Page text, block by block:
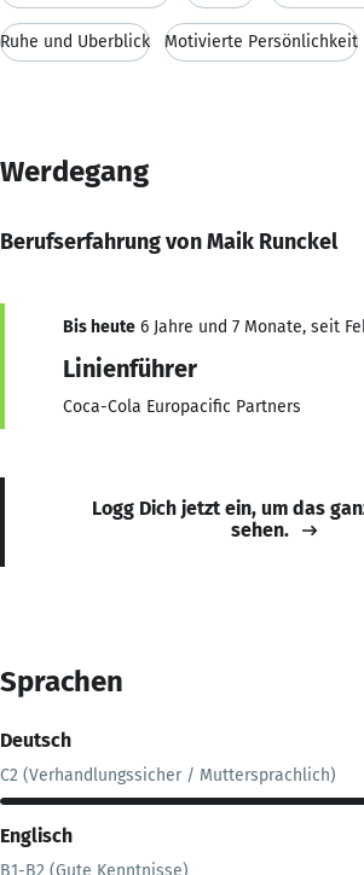
Ruhe und Überblick Motivierte Persönlichkeit
Werdegang
Berufserfahrung von Maik Runckel
Bis heute 6 Jahre und 7 Monate, seit
Linienführer
Coca-Cola Europacific Partners
Logg Dich jetzt ein, um das
sehen.
Sprachen
Deutsch
C2 (Verhandlungssicher / Muttersprachlich)
Englisch
B1-B2 (Gute Kenntnisse)